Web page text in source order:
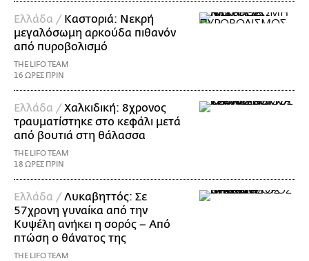
Ελλάδα / Καστοριά: Νεκρή
μεγαλόσωμη αρκούδα πιθανόν
από πυροβολισμό
THE LIFO TEAM
16 ΩΡΕΣ ΠΡΙΝ
Ελλάδα /Χαλκιδική: 8χρονος
τραυματίστηκε στο κεφάλι μετά
από βουτιά στη θάλασσα
THE LIFO TEAM
18 ΩΡΕΣ ΠΡΙΝ
Ελλάδα /Λυκαβηττός: Σε
57χρονη γυναίκα από την
Κυψέλη ανήκει η σορός – Από
πτώση ο θάνατος της
THE LIFO TEAM